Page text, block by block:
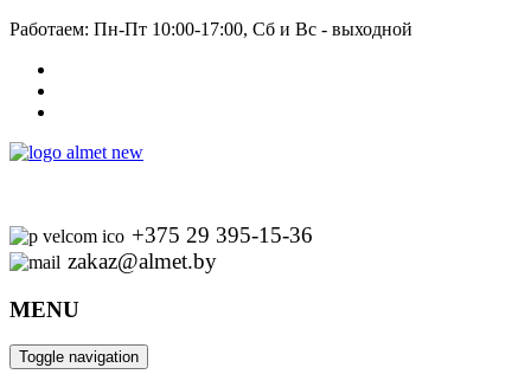
Работаем: Пн-Пт 10:00-17:00, Сб и Вс - выходной
+375 29 395-15-36
zakaz@almet.by
MENU
Toggle navigation